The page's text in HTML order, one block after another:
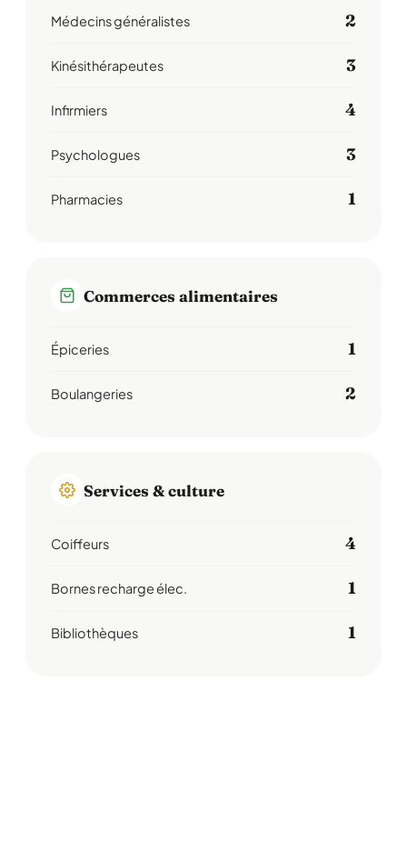
Médecins généralistes 2
Kinésithérapeutes 3
Infirmiers 4
Psychologues 3
Pharmacies 1
Commerces alimentaires
Épiceries 1
Boulangeries 2
Services & culture
Coiffeurs 4
Bornes recharge élec. 1
Bibliothèques 1